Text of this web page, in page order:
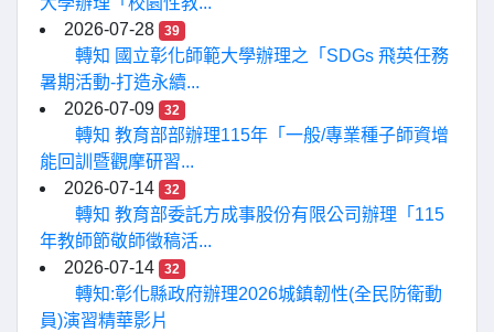
2026-07-28
39
轉知 國立彰化師範大學辦理之「SDGs 飛英任務
暑期活動-打造永續...
2026-07-09
32
轉知 教育部部辦理115年「一般/專業種子師資增
能回訓暨觀摩研習...
2026-07-14
32
轉知 教育部委託方成事股份有限公司辦理「115
年教師節敬師徵稿活...
2026-07-14
32
轉知:彰化縣政府辦理2026城鎮韌性(全民防衛動
員)演習精華影片